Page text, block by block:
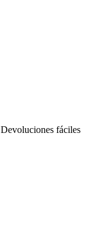
Devoluciones fáciles